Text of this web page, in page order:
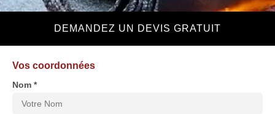
DEMANDEZ UN DEVIS GRATUIT
Vos coordonnées
Nom *